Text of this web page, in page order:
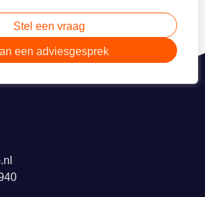
Stel een vraag
een adviesgesprek